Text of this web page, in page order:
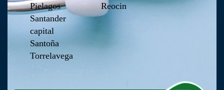
Pielagos
Reocin
Santander
capital
Santoña
Torrelavega